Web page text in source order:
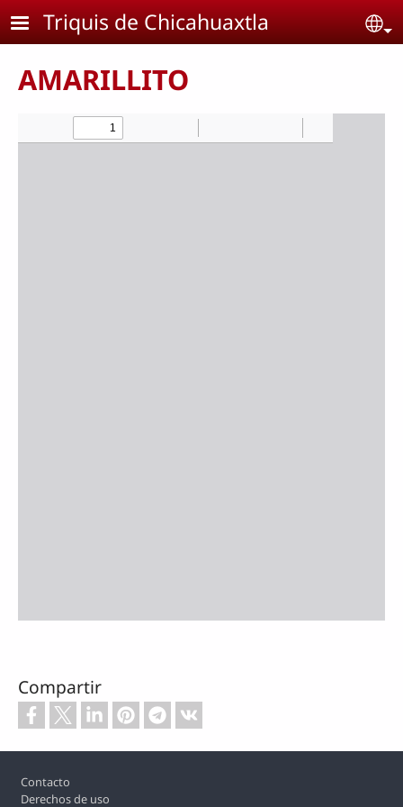
Pasar al contenido principal
Triquis de Chicahuaxtla
AMARILLITO
Compartir
Contacto
Derechos de uso